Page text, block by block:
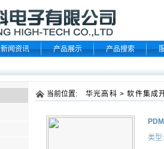
新闻资讯 产品展示 产品搜索
当前位置: 华光高科 >软件集成
类型: